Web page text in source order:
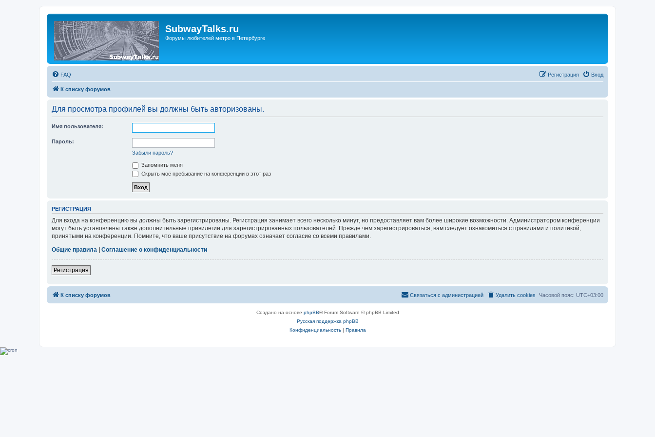
SubwayTalks.ru
Форумы любителей метро в Петербурге
FAQ Вход
Регистрация
К списку форумов
Для просмотра профилей вы должны быть авторизованы.
Имя пользователя:
Пароль:
Забыли пароль?
Запомнить меня
Скрыть моё пребывание на конференции в этот раз
РЕГИСТРАЦИЯ
Для входа на конференцию вы должны быть зарегистрированы. Регистрация занимает всего несколько минут, но предоставляет вам более широкие возможности. Администратором конференции
могут быть установлены также дополнительные привилегии для зарегистрированных пользователей. Прежде чем зарегистрироваться, вам следует ознакомиться с правилами и политикой,
принятыми на конференции. Помните, что ваше присутствие на форумах означает согласие со всеми правилами.
Общие правила | Соглашение о конфиденциальности
Регистрация
К списку форумов Часовой пояс: UTC+03:00
Удалить cookies
Связаться с администрацией
Создано на основе phpBB® Forum Software © phpBB Limited
Русская поддержка phpBB
Конфиденциальность| Правила